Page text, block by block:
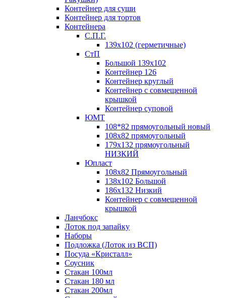
Контейнер для суши
Контейнер для тортов
Контейнера
С.П.Г.
139х102 (герметичные)
СтП
Большой 139х102
Контейнер 126
Контейнер круглый
Контейнер с совмещенной
крышкой
Контейнер суповой
ЮМТ
108*82 прямоугольный новый
108х82 прямоугольный
179х132 прямоугольный
НИЗКИЙ
Юпласт
108х82 Прямоугольный
138х102 Большой
186х132 Низкий
Контейнер с совмещенной
крышкой
Ланчбокс
Лоток под запайку
Наборы
Подложка (Лоток из ВСП)
Посуда «Кристалл»
Соусник
Стакан 100мл
Стакан 180 мл
Стакан 200мл